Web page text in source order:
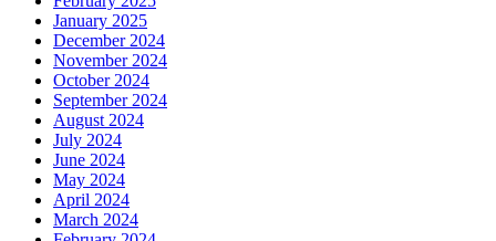
January 2025
December 2024
November 2024
October 2024
September 2024
August 2024
July 2024
June 2024
May 2024
April 2024
March 2024